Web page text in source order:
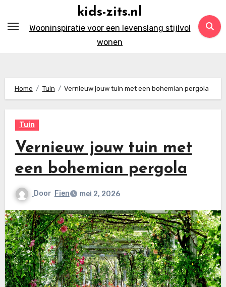
naar
kids-zits.nl
Wooninspiratie voor een levenslang stijlvol
wonen
Home Tuin Vernieuw jouw tuin met een bohemian pergola
Tuin
Vernieuw jouw tuin met
een bohemian pergola
Door Fien mei 2, 2026